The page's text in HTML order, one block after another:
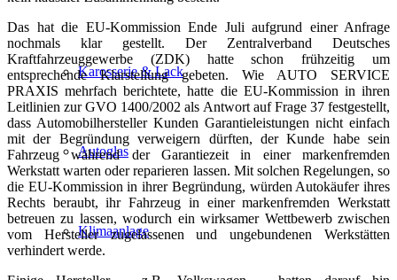
Karosserie & Lack
Autoglas
Klimaanlage
Das hat die EU-Kommission Ende Juli aufgrund einer Anfrage
nochmals klar gestellt. Der Zentralverband Deutsches
Kraftfahrzeuggewerbe (ZDK) hatte schon frühzeitig um
entsprechende Klarstellung gebeten. Wie AUTO SERVICE
PRAXIS mehrfach berichtete, hatte die EU-Kommission in ihren
Leitlinien zur GVO 1400/2002 als Antwort auf Frage 37 festgestellt,
dass Automobilhersteller Kunden Garantieleistungen nicht einfach
mit der Begründung verweigern dürften, der Kunde habe sein
Fahrzeug während der Garantiezeit in einer markenfremden
Werkstatt warten oder reparieren lassen. Mit solchen Regelungen, so
die EU-Kommission in ihrer Begründung, würden Autokäufer ihres
Rechts beraubt, ihr Fahrzeug in einer markenfremden Werkstatt
betreuen zu lassen, wodurch ein wirksamer Wettbewerb zwischen
vom Hersteller zugelassenen und ungebundenen Werkstätten
verhindert werde.